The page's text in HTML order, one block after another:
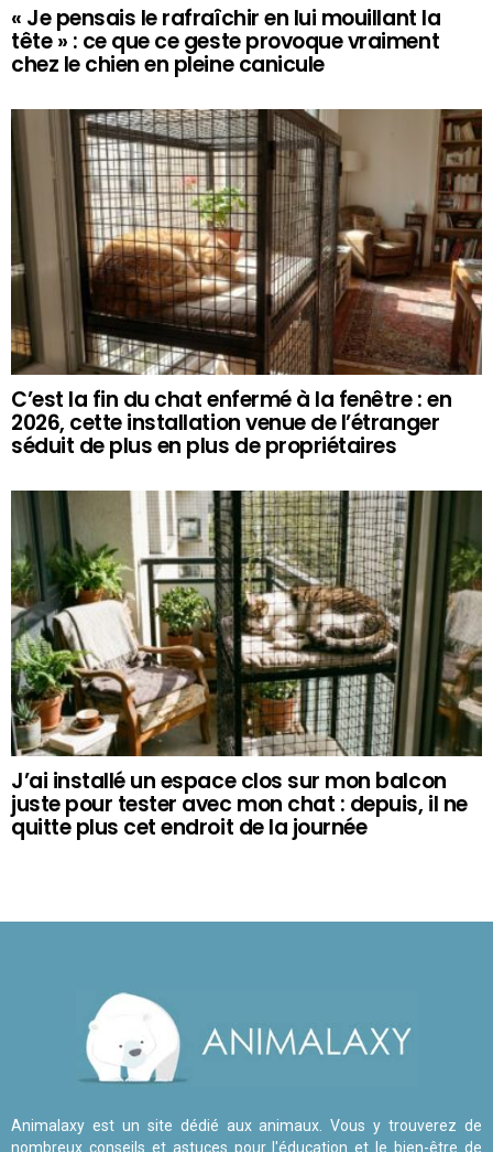
« Je pensais le rafraîchir en lui mouillant la
tête » : ce que ce geste provoque vraiment
chez le chien en pleine canicule
C’est la fin du chat enfermé à la fenêtre : en
2026, cette installation venue de l’étranger
séduit de plus en plus de propriétaires
J’ai installé un espace clos sur mon balcon
juste pour tester avec mon chat : depuis, il ne
quitte plus cet endroit de la journée
Animalaxy est un site dédié aux animaux. Vous y trouverez de
nombreux conseils et astuces pour l'éducation et le bien-être de